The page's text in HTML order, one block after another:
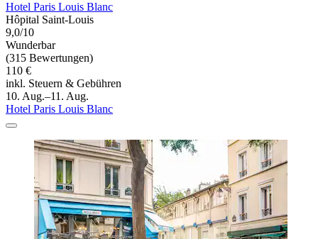
Hotel Paris Louis Blanc
Hôpital Saint-Louis
9,0/10
Wunderbar
(315 Bewertungen)
110 €
inkl. Steuern & Gebühren
10. Aug.–11. Aug.
Hotel Paris Louis Blanc